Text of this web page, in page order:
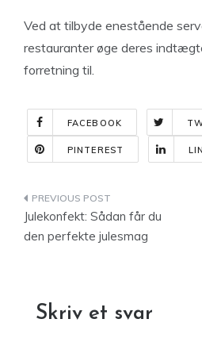
Ved at tilbyde enestående
restauranter øge deres
forretning til.
FACEBOOK
PINTEREST
Indlægsnavigation
Julekonfekt: Sådan får du
den perfekte julesmag
Skriv et svar